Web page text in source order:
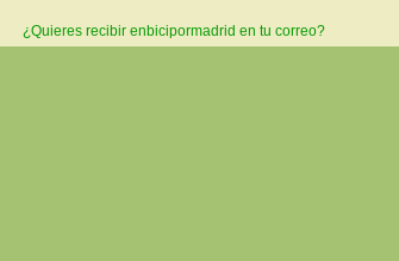
¿Quieres recibir enbicipormadrid en tu correo?